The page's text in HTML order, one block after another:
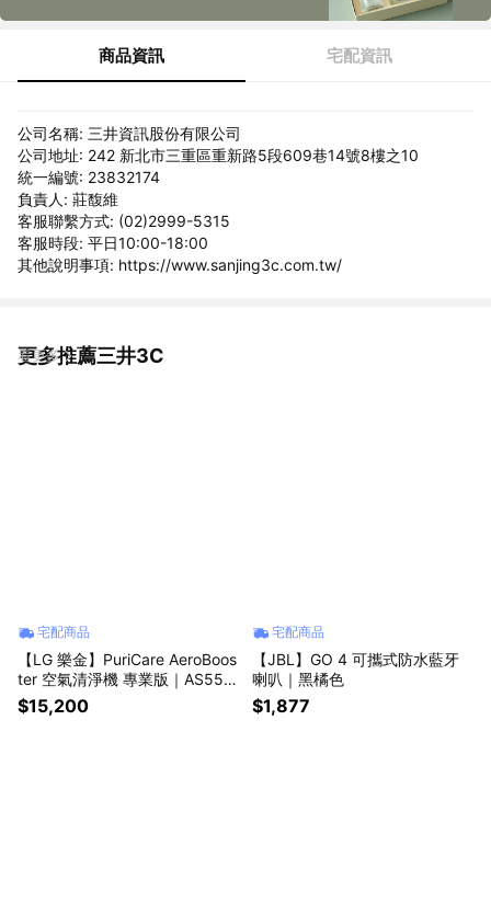
商品資訊 宅配資訊
公司名稱: 三井資訊股份有限公司
公司地址: 242 新北市三重區重新路5段609巷14號8樓之10
統一編號: 23832174
負責人: 莊馥維
客服聯繫方式: (02)2999-5315
客服時段: 平日10:00-18:00
其他說明事項: https://www.sanjing3c.com.tw/
更多推薦三井3C
看更多
宅配商品
【LG 樂金】PuriCare AeroBoos
ter 空氣清淨機 專業版｜AS551
GWX0
$15,200
宅配商品
【JBL】GO 4 可攜式防水藍牙
喇叭｜黑橘色
$1,877